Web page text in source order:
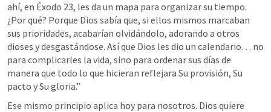
ahí, en Éxodo 23, les da un mapa para organizar su tiempo.
¿Por qué? Porque Dios sabía que, si ellos mismos marcaban
sus prioridades, acabarían olvidándolo, adorando a otros
dioses y desgastándose. Así que Dios les dio un calendario… no
para complicarles la vida, sino para ordenar sus días de
manera que todo lo que hicieran reflejara Su provisión, Su
pacto y Su gloria.”
Ese mismo principio aplica hoy para nosotros. Dios quiere